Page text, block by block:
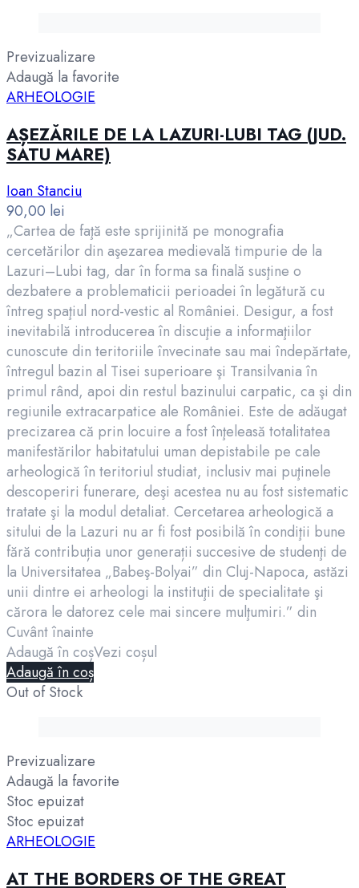
Previzualizare
Adaugă la favorite
ARHEOLOGIE
AȘEZĂRILE DE LA LAZURI-LUBI TAG (JUD.
SATU MARE)
Ioan Stanciu
90,00 lei
„Cartea de faţă este sprijinită pe monografia
cercetărilor din aşezarea medievală timpurie de la
Lazuri–Lubi tag, dar în forma sa finală susţine o
dezbatere a problematicii perioadei în legătură cu
întreg spaţiul nord-vestic al României. Desigur, a fost
inevitabilă introducerea în discuţie a informaţiilor
cunoscute din teritoriile învecinate sau mai îndepărtate,
întregul bazin al Tisei superioare şi Transilvania în
primul rând, apoi din restul bazinului carpatic, ca şi din
regiunile extracarpatice ale României. Este de adăugat
precizarea că prin locuire a fost înţeleasă totalitatea
manifestărilor habitatului uman depistabile pe cale
arheologică în teritoriul studiat, inclusiv mai puţinele
descoperiri funerare, deşi acestea nu au fost sistematic
tratate şi la modul detaliat. Cercetarea arheologică a
sitului de la Lazuri nu ar fi fost posibilă în condiţii bune
fără contribuția unor generații succesive de studenţi de
la Universitatea „Babeş-Bolyai” din Cluj-Napoca, astăzi
unii dintre ei arheologi la instituţii de specialitate şi
cărora le datorez cele mai sincere mulţumiri.” din
Cuvânt înainte
Adaugă în coșVezi coșul
Adaugă în coș
Out of Stock
Previzualizare
Adaugă la favorite
Stoc epuizat
Stoc epuizat
ARHEOLOGIE
AT THE BORDERS OF THE GREAT